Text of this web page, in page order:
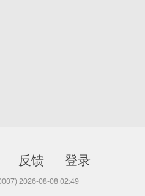
反馈 登录
2026-08-08 02:49